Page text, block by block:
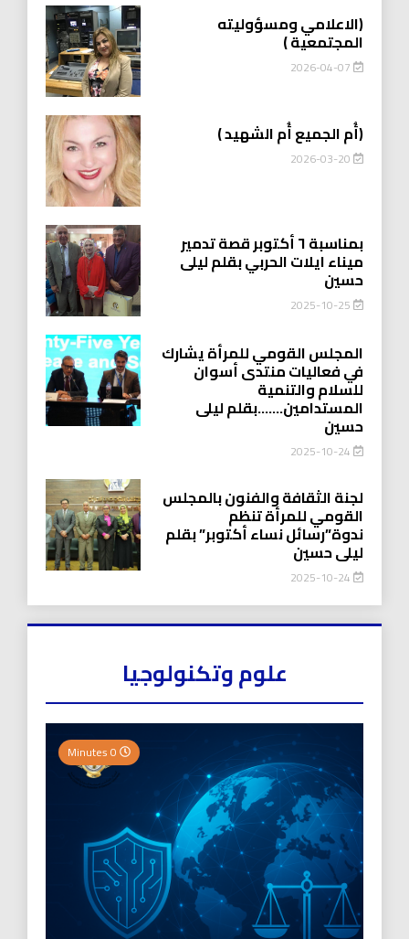
(الاعلامي ومسؤوليته
المجتمعية )
2026-04-07
(أُم الجميع أُم الشهيد )
2026-03-20
بمناسبة ٦ أكتوبر قصة تدمير
ميناء ايلات الحربي بقلم ليلى
حسين
2025-10-25
المجلس القومي للمرأة يشارك
في فعاليات منتدى أسوان
للسلام والتنمية
المستدامين…….بقلم ليلى
حسين
2025-10-24
لجنة الثقافة والفنون بالمجلس
القومي للمرأة تنظم
ندوة”رسائل نساء أكتوبر” بقلم
ليلى حسين
2025-10-24
علوم وتكنولوجيا